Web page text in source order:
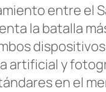
entre el
la batalla
artificial y
en el